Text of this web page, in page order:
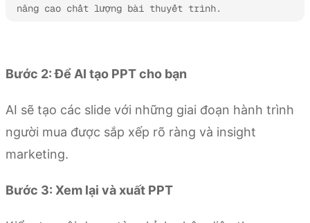
nâng cao chất lượng bài thuyết trình.
Bước 2: Để AI tạo PPT cho bạn
AI sẽ tạo các slide với những giai đoạn hành trình
người mua được sắp xếp rõ ràng và insight
marketing.
Bước 3: Xem lại và xuất PPT